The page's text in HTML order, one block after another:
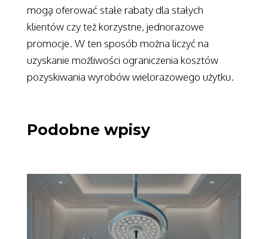
mogą oferować stałe rabaty dla stałych
klientów czy też korzystne, jednorazowe
promocje. W ten sposób można liczyć na
uzyskanie możliwości ograniczenia kosztów
pozyskiwania wyrobów wielorazowego użytku.
Podobne wpisy